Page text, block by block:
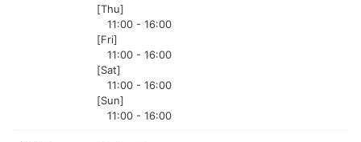
[Thu]
11:00 - 16:00
[Fri]
11:00 - 16:00
[Sat]
11:00 - 16:00
[Sun]
11:00 - 16:00